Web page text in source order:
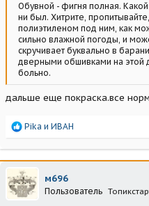
Обувной - фигня полная.
ни был. Хитрите,
полиэтиленом под ним, как
сильно влажной погоды, и
скручивает буквально в
дверными обшивками на этой
больно.
дальше еще покраска.все
Р
а
к
ц
и
и
Pika и ИВАН
м696
Пользователь